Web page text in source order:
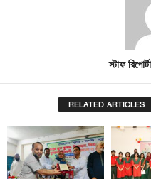
স্টাফ
RELATED ARTICLES